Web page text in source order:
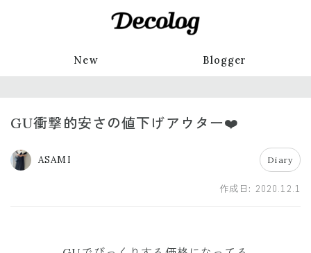
New Blogger
GU衝撃的安さの値下げアウター❤️
ASAMI Diary
作成日: 2020.12.1